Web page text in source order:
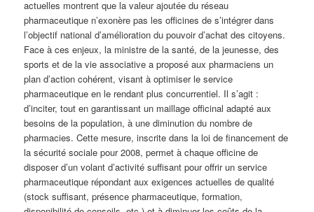
actuelles montrent que la valeur ajoutée du réseau
pharmaceutique n’exonère pas les officines de s’intégrer dans
l’objectif national d’amélioration du pouvoir d’achat des citoyens.
Face à ces enjeux, la ministre de la santé, de la jeunesse, des
sports et de la vie associative a proposé aux pharmaciens un
plan d’action cohérent, visant à optimiser le service
pharmaceutique en le rendant plus concurrentiel. Il s’agit :
d’inciter, tout en garantissant un maillage officinal adapté aux
besoins de la population, à une diminution du nombre de
pharmacies. Cette mesure, inscrite dans la loi de financement de
la sécurité sociale pour 2008, permet à chaque officine de
disposer d’un volant d’activité suffisant pour offrir un service
pharmaceutique répondant aux exigences actuelles de qualité
(stock suffisant, présence pharmaceutique, formation,